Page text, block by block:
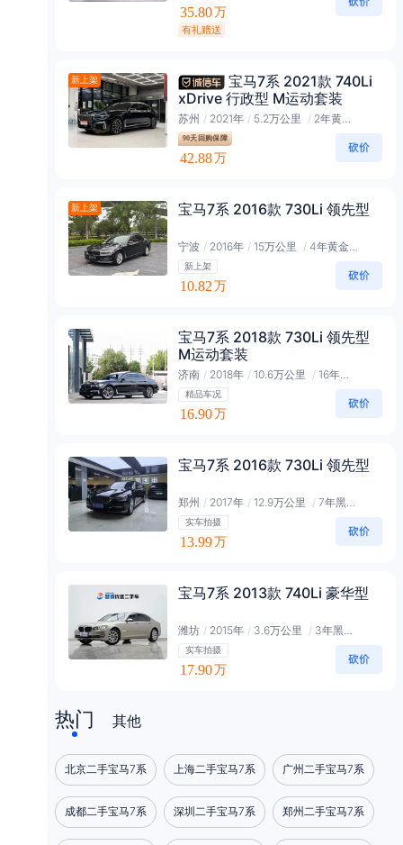
35.80万
有礼赠送
新上架
宝马7系 2021款 740Li
xDrive 行政型 M运动套装
苏州 / 2021年 / 5.2万公里 / 2年黄金会员
90天回购保障
42.88万
新上架 宝马7系 2016款 730Li 领先型
宁波 / 2016年 / 15万公里 / 4年黄金会员
新上架
10.82万
宝马7系 2018款 730Li 领先型
M运动套装
济南 / 2018年 / 10.6万公里 / 16年黑金会员
精品车况
16.90万
宝马7系 2016款 730Li 领先型
郑州 / 2017年 / 12.9万公里 / 7年黑金会员
实车拍摄
13.99万
宝马7系 2013款 740Li 豪华型
潍坊 / 2015年 / 3.6万公里 / 3年黑金会员
实车拍摄
17.90万
热门 其他
北京二手宝马7系 上海二手宝马7系 广州二手宝马7系
成都二手宝马7系 深圳二手宝马7系 郑州二手宝马7系